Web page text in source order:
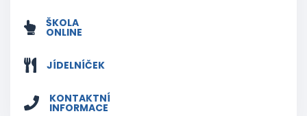
ŠKOLA
ONLINE
JÍDELNÍČEK
KONTAKTNÍ
INFORMACE